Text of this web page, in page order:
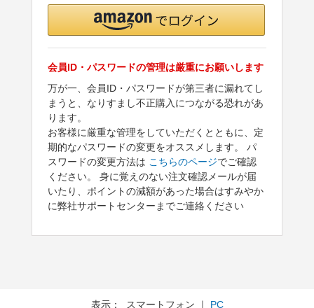
会員ID・パスワードの管理は厳重にお願いします
万が一、会員ID・パスワードが第三者に漏れてし
まうと、なりすまし不正購入につながる恐れがあ
ります。
お客様に厳重な管理をしていただくとともに、定
期的なパスワードの変更をオススメします。 パ
スワードの変更方法は こちらのページでご確認
ください。 身に覚えのない注文確認メールが届
いたり、ポイントの減額があった場合はすみやか
に弊社サポートセンターまでご連絡ください
表示： スマートフォン ｜ PC